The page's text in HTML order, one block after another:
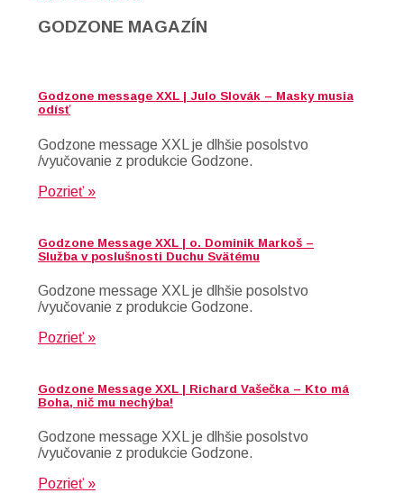
GODZONE MAGAZÍN
Godzone message XXL | Julo Slovák – Masky musia
odísť
Godzone message XXL je dlhšie posolstvo
/vyučovanie z produkcie Godzone.
Pozrieť »
Godzone Message XXL | o. Dominik Markoš –
Služba v poslušnosti Duchu Svätému
Godzone message XXL je dlhšie posolstvo
/vyučovanie z produkcie Godzone.
Pozrieť »
Godzone Message XXL | Richard Vašečka – Kto má
Boha, nič mu nechýba!
Godzone message XXL je dlhšie posolstvo
/vyučovanie z produkcie Godzone.
Pozrieť »